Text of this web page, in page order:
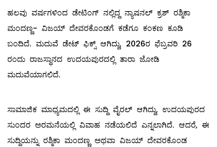
ಹಲವು ವರ್ಷಗಳಿಂದ ಡೇಟಿಂಗ್ ನಲ್ಲಿದ್ದ ನ್ಯಾಷನಲ್ ಕ್ರಶ್ ರಶ್ಮಿಕಾ
ಮಂದಣ್ಣ- ವಿಜಯ್ ದೇವರಕೊಂಡಗೆ ಕಡೆಗೂ ಕಂಕಣ ಕೂಡಿ
ಬಂದಿದೆ. ಮದುವೆ ಡೇಟ್​ ಫಿಕ್ಸ್ ಆಗಿದ್ದು, 2026ರ ಫೆಬ್ರವರಿ 26
ರಂದು ರಾಜಸ್ಥಾನದ ಉದಯಪುರದಲ್ಲಿ ತಾರಾ ಜೋಡಿ
ಮದುವೆಯಾಗಲಿದೆ.
ಸಾಮಾಜಿಕ ಮಾಧ್ಯಮದಲ್ಲಿ ಈ ಸುದ್ದಿ ವೈರಲ್ ಆಗಿದ್ದು, ಉದಯಪುರದ
ಸುಂದರ ಅರಮನೆಯಲ್ಲಿ ವಿವಾಹ ನಡೆಯಲಿದೆ ಎನ್ನಲಾಗಿದೆ. ಆದರೆ, ಈ
ಸುದ್ದಿಯನ್ನು ರಶ್ಮಿಕಾ ಮಂದಣ್ಣ ಅಥವಾ ವಿಜಯ್ ದೇವರಕೊಂಡ